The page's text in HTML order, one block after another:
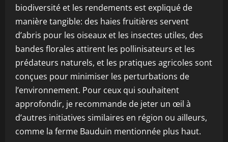
biodiversité et les rendements est expliqué de
manière tangible: des haies fruitières servent
d’abris pour les oiseaux et les insectes utiles, des
bandes florales attirent les pollinisateurs et les
prédateurs naturels, et les pratiques agricoles sont
conçues pour minimiser les perturbations de
l’environnement. Pour ceux qui souhaitent
approfondir, je recommande de jeter un œil à
d’autres initiatives similaires en région ou ailleurs,
comme la ferme Bauduin mentionnée plus haut.